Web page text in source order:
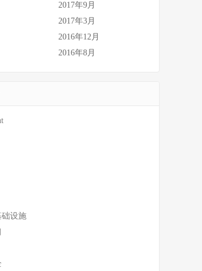
2017年9月
2017年3月
2016年12月
2016年8月
设施